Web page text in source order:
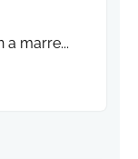
a marre...